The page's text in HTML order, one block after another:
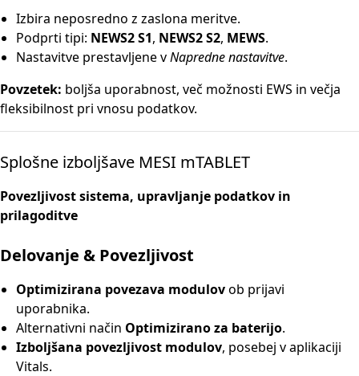
Izbira neposredno z zaslona meritve.
Podprti tipi: NEWS2 S1, NEWS2 S2, MEWS.
Nastavitve prestavljene vNapredne nastavitve.
Povzetek: boljša uporabnost, več možnosti EWS in večja
fleksibilnost pri vnosu podatkov.
Splošne izboljšave MESI mTABLET
Povezljivost sistema, upravljanje podatkov in
prilagoditve
Delovanje & Povezljivost
Optimizirana povezava modulovob prijavi
uporabnika.
Alternativni način Optimizirano za baterijo.
Izboljšana povezljivost modulov, posebej v aplikaciji
Vitals.